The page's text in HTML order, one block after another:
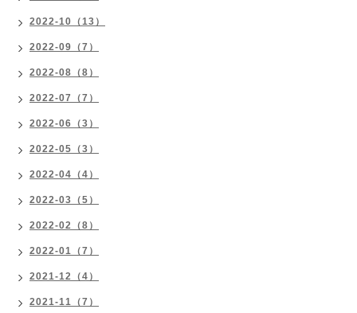
2022-10（13）
2022-09（7）
2022-08（8）
2022-07（7）
2022-06（3）
2022-05（3）
2022-04（4）
2022-03（5）
2022-02（8）
2022-01（7）
2021-12（4）
2021-11（7）